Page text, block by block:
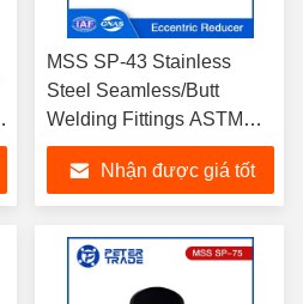
MSS SP-43 Stainless
Steel Seamless/Butt
Welding Fittings ASTM
A403 Máy giảm tâm thái
cho các giải pháp chuyển
đổi ống
Nhận được giá tốt